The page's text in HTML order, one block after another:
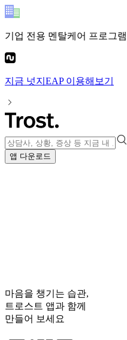
기업 전용 멘탈케어 프로그램
지금 넛지EAP이용해보기
앱 다운로드
마음을 챙기는 습관,
트로스트 앱과 함께
만들어 보세요